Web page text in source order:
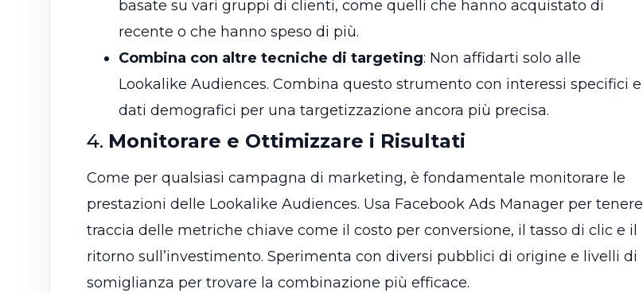
basate su vari gruppi di clienti, come quelli che hanno acquistato di
recente o che hanno speso di più.
Combina con altre tecniche di targeting: Non affidarti solo alle
Lookalike Audiences. Combina questo strumento con interessi specifici e
dati demografici per una targetizzazione ancora più precisa.
4. Monitorare e Ottimizzare i Risultati
Come per qualsiasi campagna di marketing, è fondamentale monitorare le
prestazioni delle Lookalike Audiences. Usa Facebook Ads Manager per tenere
traccia delle metriche chiave come il costo per conversione, il tasso di clic e il
ritorno sull’investimento. Sperimenta con diversi pubblici di origine e livelli di
somiglianza per trovare la combinazione più efficace.